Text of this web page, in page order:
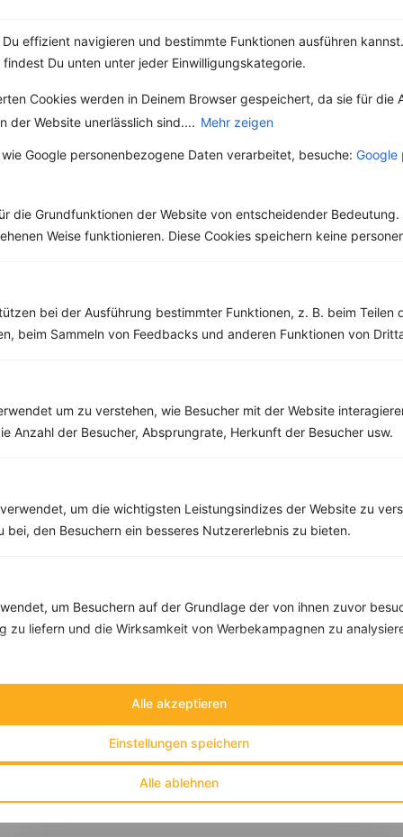
effizient navigieren und bestimmte Funktionen ausführen
Du unten unter jeder Einwilligungskategorie.
Cookies werden in Deinem Browser gespeichert, da sie für die
der Website unerlässlich sind.... Mehr zeigen
Google personenbezogene Daten verarbeitet, besuche: Google
die Grundfunktionen der Website von entscheidender Bedeutung.
Weise funktionieren. Diese Cookies speichern keine
bei der Ausführung bestimmter Funktionen, z. B. beim Teilen
beim Sammeln von Feedbacks und anderen Funktionen von
um zu verstehen, wie Besucher mit der Website
Anzahl der Besucher, Absprungrate, Herkunft der Besucher usw.
um die wichtigsten Leistungsindizes der Website zu
bei, den Besuchern ein besseres Nutzererlebnis zu bieten.
um Besuchern auf der Grundlage der von ihnen zuvor
zu liefern und die Wirksamkeit von Werbekampagnen zu
Alle ablehnen
Einstellungen speichern
Alle akzeptieren
Dill und seine
„magische“
Wirkung
war der Dill sehr
sogar eine magische...
Kennst du die
Unterschiede
zwischen Brühe,
Fond und
Bouillon?
Brühe reicht bis in die
in verschiedenen
Kulturen...
Dinkelflakes mit Erdbeeren und Joghurt
Kohlehydrate:82 g
Rezepte mit 300 bis 400 kcal
Rezepte
Buchweizen mit Paprika, Walnüssen und veganem Feta
Kalorien:399 kcal